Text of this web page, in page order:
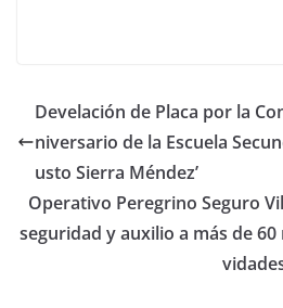
Develación de Placa por la
niversario de la Escuela
usto Sierra Méndez’
Operativo Peregrino Seguro
seguridad y auxilio a más de